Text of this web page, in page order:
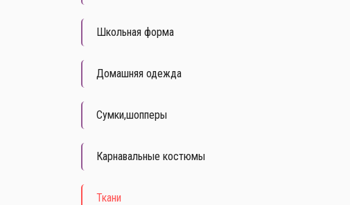
Школьная форма
Домашняя одежда
Сумки,шопперы
Карнавальные костюмы
Ткани